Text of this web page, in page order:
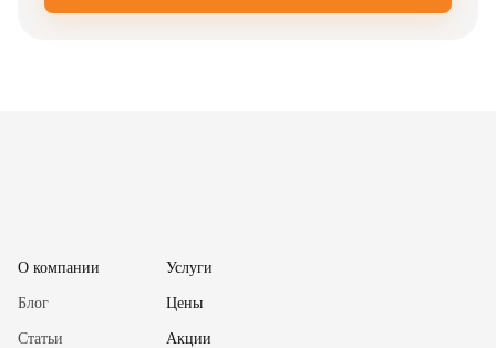
О компании
Блог
Статьи
Услуги
Цены
Акции